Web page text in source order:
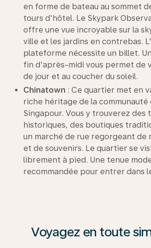
en forme de bateau au sommet
tours d'hôtel. Le Skypark
offre une vue incroyable sur la
ville et les jardins en contrebas.
plateforme nécessite un billet.
fin d'après-midi vous permet de
de jour et au coucher du soleil.
Chinatown : Ce quartier met en
riche héritage de la communauté
Singapour. Vous y trouverez des
historiques, des boutiques
un marché de rue regorgeant de
et de souvenirs. Le quartier se
librement à pied. Une tenue
recommandée pour entrer dans
Voyagez en toute